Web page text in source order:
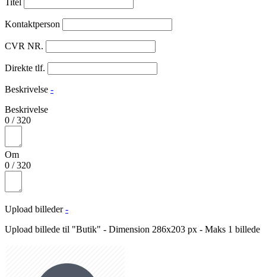
Titel
Kontaktperson
CVR NR.
Direkte tlf.
Beskrivelse -
Beskrivelse
0 /320
Om
0 /320
Upload billeder -
Upload billede til "Butik" - Dimension 286x203 px - Maks 1 billede